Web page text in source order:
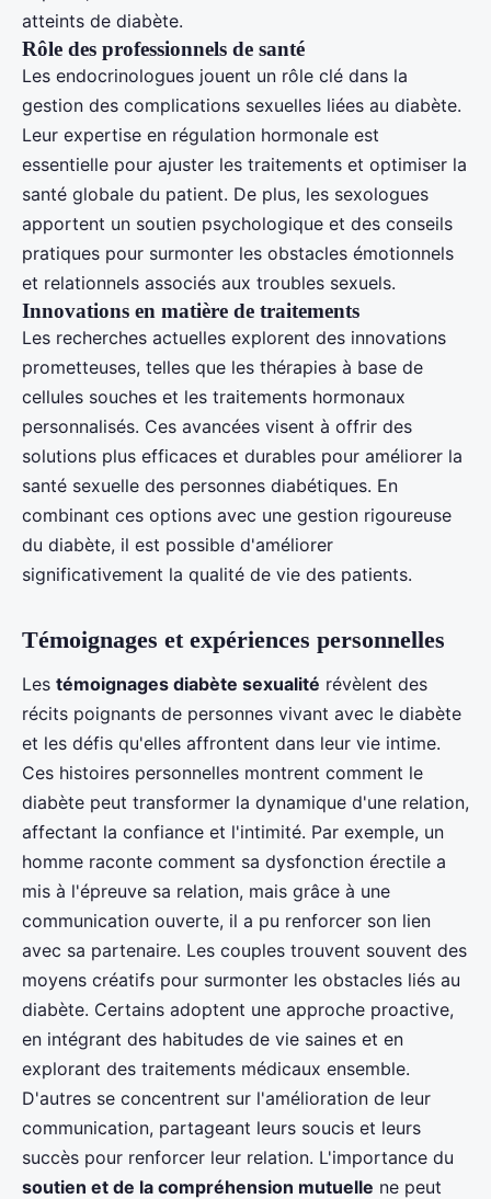
atteints de diabète.
Rôle des professionnels de santé
Les endocrinologues jouent un rôle clé dans la
gestion des complications sexuelles liées au diabète.
Leur expertise en régulation hormonale est
essentielle pour ajuster les traitements et optimiser la
santé globale du patient. De plus, les sexologues
apportent un soutien psychologique et des conseils
pratiques pour surmonter les obstacles émotionnels
et relationnels associés aux troubles sexuels.
Innovations en matière de traitements
Les recherches actuelles explorent des innovations
prometteuses, telles que les thérapies à base de
cellules souches et les traitements hormonaux
personnalisés. Ces avancées visent à offrir des
solutions plus efficaces et durables pour améliorer la
santé sexuelle des personnes diabétiques. En
combinant ces options avec une gestion rigoureuse
du diabète, il est possible d'améliorer
significativement la qualité de vie des patients.
Témoignages et expériences personnelles
Les témoignages diabète sexualité révèlent des
récits poignants de personnes vivant avec le diabète
et les défis qu'elles affrontent dans leur vie intime.
Ces histoires personnelles montrent comment le
diabète peut transformer la dynamique d'une relation,
affectant la confiance et l'intimité. Par exemple, un
homme raconte comment sa dysfonction érectile a
mis à l'épreuve sa relation, mais grâce à une
communication ouverte, il a pu renforcer son lien
avec sa partenaire. Les couples trouvent souvent des
moyens créatifs pour surmonter les obstacles liés au
diabète. Certains adoptent une approche proactive,
en intégrant des habitudes de vie saines et en
explorant des traitements médicaux ensemble.
D'autres se concentrent sur l'amélioration de leur
communication, partageant leurs soucis et leurs
succès pour renforcer leur relation. L'importance du
soutien et de la compréhension mutuelle ne peut